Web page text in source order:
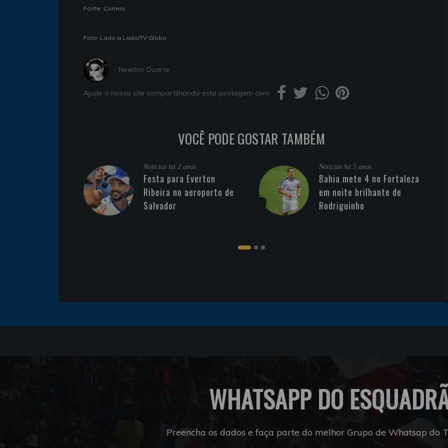
Fonte: Correio
Foto: Lado a Lado/TV Globo
- Newton Duarte
Ajude o nosso site compartilhando esta postagem com
VOCÊ PODE GOSTAR TAMBÉM
Noticias há 2 anos
Festa para Everton
Ribeira no aeroporto de
Salvador
Noticias há 5 anos
Bahia mete 4 no Fortaleza
em noite brilhante de
Rodriguinho
WHATSAPP DO
Preencha os dados e faça parte do melhor Grupo de Whatsap do